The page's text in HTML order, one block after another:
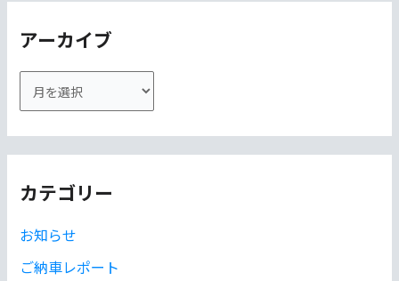
アーカイブ
ー
カ
ブ
カテゴリー
お知らせ
ご納車レポート